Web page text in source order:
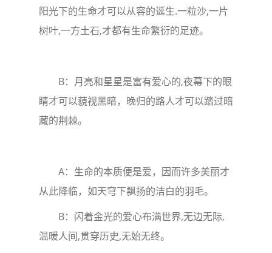
阳光下的生命才可以从容的诞生.一粒沙,一片
树叶,一方土石,才都有生命繁衍的足迹。
B：月亮和星星是富有爱心的,夜幕下的眼
睛才可以藐视黑暗，晚归的路人才可以踏过暗
藏的荆棘。
A：生命的本质便是爱，因而许多美丽才
从此降临，如天穹下飘扬的洁白的羽毛。
B：闪着金光的爱心布满世界,无边无际,
温暖人间,贯穿历史,无始无终。